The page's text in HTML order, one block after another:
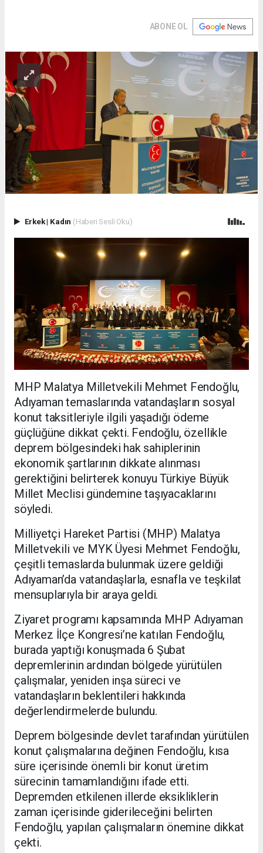
ABONE OL
Erkek| Kadın (Haberi Sesli Oku)
MHP Malatya Milletvekili Mehmet Fendoğlu,
Adıyaman temaslarında vatandaşların sosyal
konut taksitleriyle ilgili yaşadığı ödeme
güçlüğüne dikkat çekti. Fendoğlu, özellikle
deprem bölgesindeki hak sahiplerinin
ekonomik şartlarının dikkate alınması
gerektiğini belirterek konuyu Türkiye Büyük
Millet Meclisi gündemine taşıyacaklarını
söyledi.
Milliyetçi Hareket Partisi (MHP) Malatya
Milletvekili ve MYK Üyesi Mehmet Fendoğlu,
çeşitli temaslarda bulunmak üzere geldiği
Adıyaman’da vatandaşlarla, esnafla ve teşkilat
mensuplarıyla bir araya geldi.
Ziyaret programı kapsamında MHP Adıyaman
Merkez İlçe Kongresi’ne katılan Fendoğlu,
burada yaptığı konuşmada 6 Şubat
depremlerinin ardından bölgede yürütülen
çalışmalar, yeniden inşa süreci ve
vatandaşların beklentileri hakkında
değerlendirmelerde bulundu.
Deprem bölgesinde devlet tarafından yürütülen
konut çalışmalarına değinen Fendoğlu, kısa
süre içerisinde önemli bir konut üretim
sürecinin tamamlandığını ifade etti.
Depremden etkilenen illerde eksikliklerin
zaman içerisinde giderileceğini belirten
Fendoğlu, yapılan çalışmaların önemine dikkat
çekti.